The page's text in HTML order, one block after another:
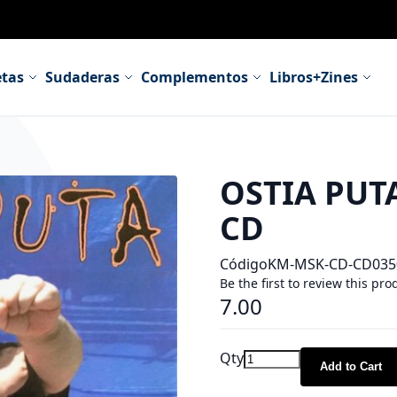
Sudaderas Complementos Libros+Zines
OSTIA
CD
CódigoKM-MSK-CD-
Be the first to review this
7.00
Qty Add to Cart